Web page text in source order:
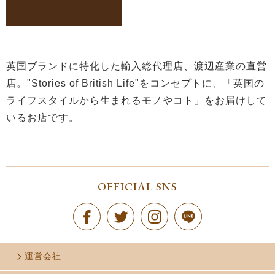
英国ブランドに特化した輸入総代理店、渡辺産業の直営
店。"Stories of British Life"をコンセプトに、「英国の
ライフスタイルから生まれるモノやコト」をお届けして
いるお店です。
OFFICIAL SNS
運営会社